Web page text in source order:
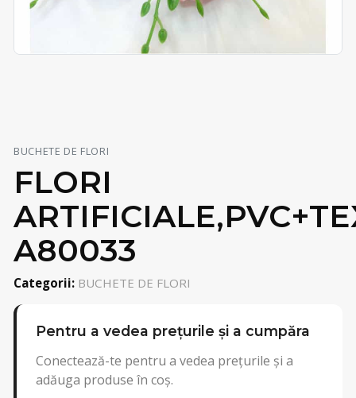
BUCHETE DE FLORI
FLORI
A80033
Categorii: BUCHETE DE FLORI
Pentru a vedea prețurile și a cumpăra
Conectează-te pentru a vedea prețurile și a
adăuga produse în coș.